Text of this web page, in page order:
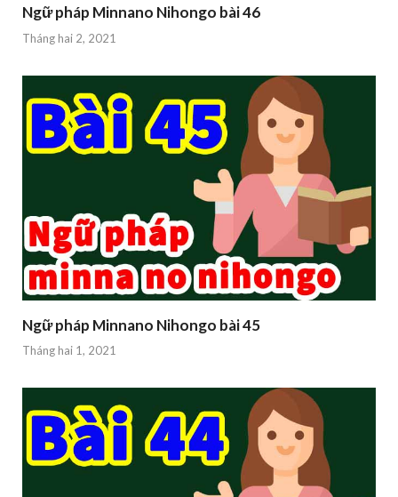
Ngữ pháp Minnano Nihongo bài 46
Tháng hai 2, 2021
Ngữ pháp Minnano Nihongo bài 45
Tháng hai 1, 2021